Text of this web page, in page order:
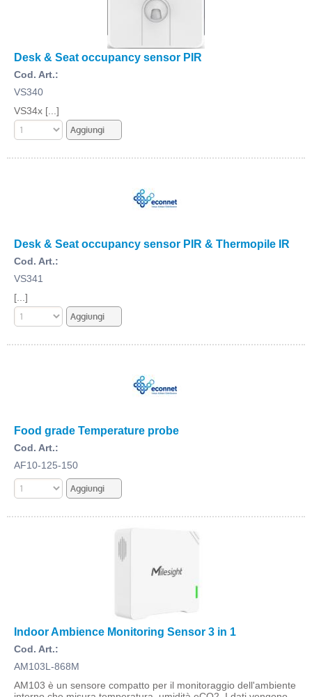
Desk & Seat occupancy sensor PIR
Cod. Art.:
VS340
VS34x [...]
Desk & Seat occupancy sensor PIR & Thermopile IR
Cod. Art.:
VS341
[...]
Food grade Temperature probe
Cod. Art.:
AF10-125-150
Indoor Ambience Monitoring Sensor 3 in 1
Cod. Art.:
AM103L-868M
AM103 è un sensore compatto per il monitoraggio dell'ambiente